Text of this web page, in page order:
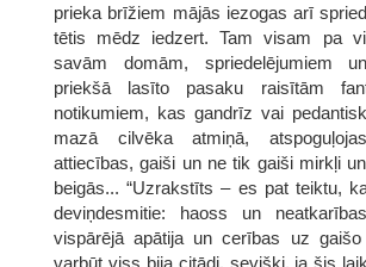
prieka brīžiem mājās iezogas arī
tētis mēdz iedzert. Tam visam pa
savām domām, spriedelējumiem
priekšā lasīto pasaku raisītām
notikumiem, kas gandrīz vai
mazā cilvēka atmiņā,
attiecības, gaiši un ne tik gaiši mirkļi
beigās... “Uzrakstīts – es pat teiktu,
deviņdesmitie: haoss un
vispārējā apātija un cerības uz
varbūt viss bija citādi, sevišķi, ja šis